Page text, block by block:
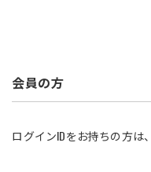
ナップスメンバーズ
会員の方
ログインIDをお持ちの方は